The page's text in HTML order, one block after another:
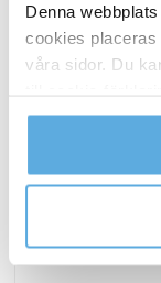
Denna
cookies
våra sidor. Du
Läs mer i vår
kontaktar oss